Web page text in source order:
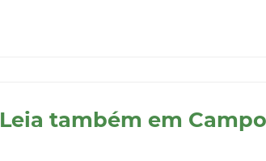
Leia também em